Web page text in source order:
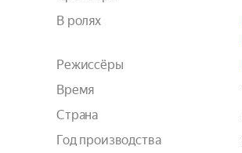
В ролях
Режиссёры
Время
Страна
Год производства